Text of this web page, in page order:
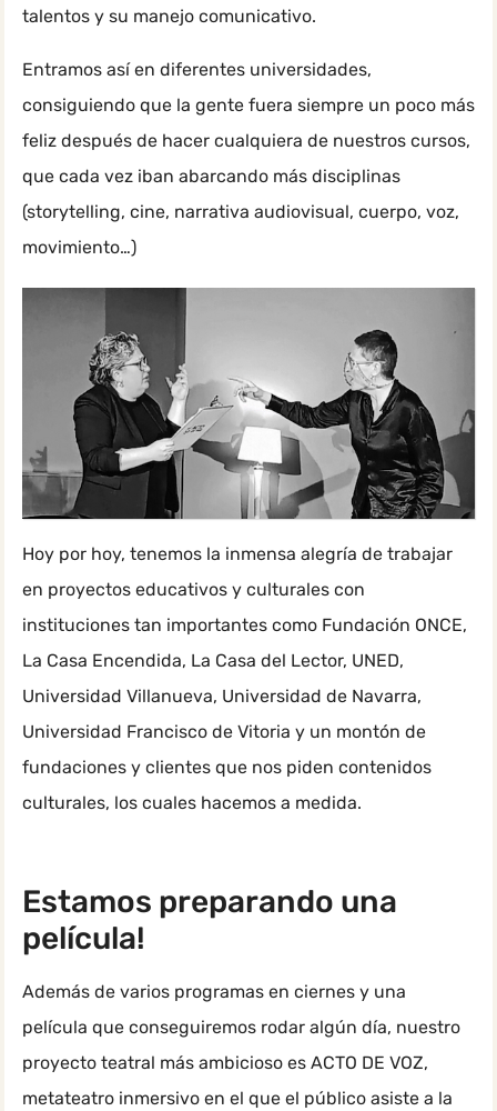
talentos y su manejo comunicativo.
Entramos así en diferentes universidades,
consiguiendo que la gente fuera siempre un poco más
feliz después de hacer cualquiera de nuestros cursos,
que cada vez iban abarcando más disciplinas
(storytelling, cine, narrativa audiovisual, cuerpo, voz,
movimiento…)
Hoy por hoy, tenemos la inmensa alegría de trabajar
en proyectos educativos y culturales con
instituciones tan importantes como Fundación ONCE,
La Casa Encendida, La Casa del Lector, UNED,
Universidad Villanueva, Universidad de Navarra,
Universidad Francisco de Vitoria y un montón de
fundaciones y clientes que nos piden contenidos
culturales, los cuales hacemos a medida.
Estamos preparando una
película!
Además de varios programas en ciernes y una
película que conseguiremos rodar algún día, nuestro
proyecto teatral más ambicioso es ACTO DE VOZ,
metateatro inmersivo en el que el público asiste a la